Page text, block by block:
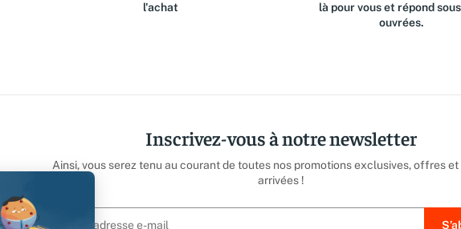
l'achat
là pour vous et répond
ouvrées.
Inscrivez-vous à notre newsletter
Ainsi, vous serez tenu au courant de toutes nos promotions exclusives, offres
arrivées !